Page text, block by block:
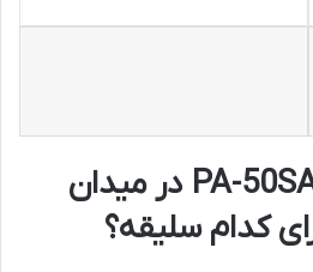
پانورامیک PA-50SA3657 در میدان
کدام سلیقه؟